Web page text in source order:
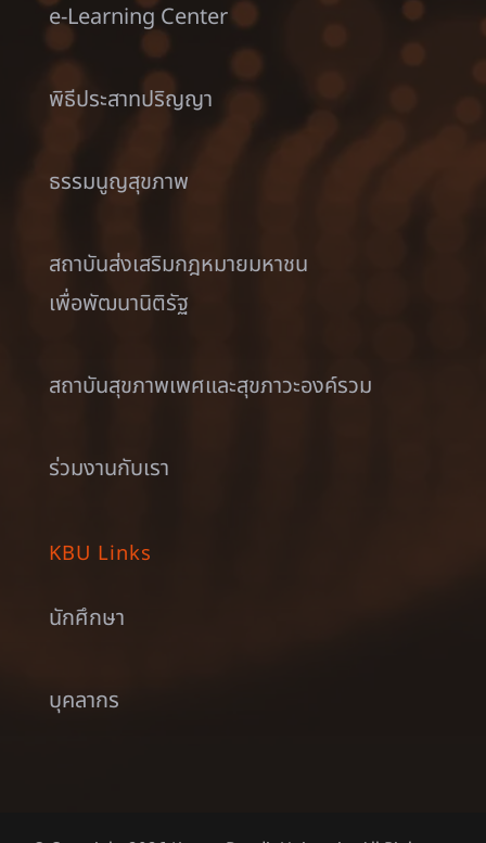
e-Learning Center
พิธีประสาทปริญญา
ธรรมนูญสุขภาพ
สถาบันส่งเสริมกฎหมายมหาชน
เพื่อพัฒนานิติรัฐ
สถาบันสุขภาพเพศและสุขภาวะองค์รวม
ร่วมงานกับเรา
KBU Links
นักศึกษา
บุคลากร